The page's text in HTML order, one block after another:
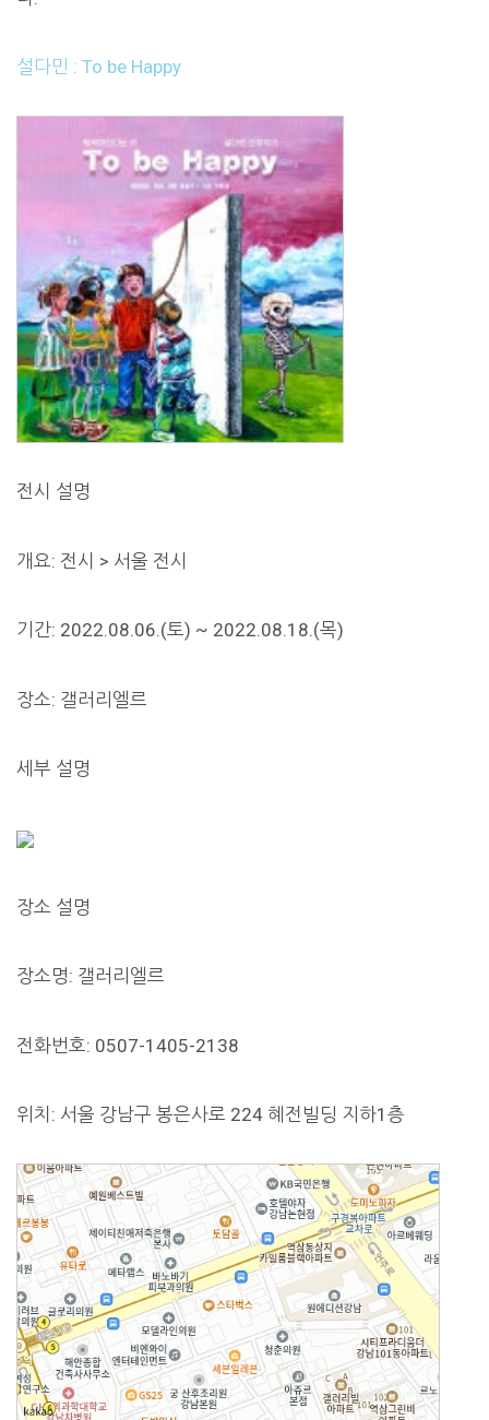
설다민 : To be Happy
전시 설명
개요: 전시 > 서울 전시
기간: 2022.08.06.(토) ~ 2022.08.18.(목)
장소: 갤러리엘르
세부 설명
장소 설명
장소명: 갤러리엘르
전화번호: 0507-1405-2138
위치: 서울 강남구 봉은사로 224 혜전빌딩 지하1층